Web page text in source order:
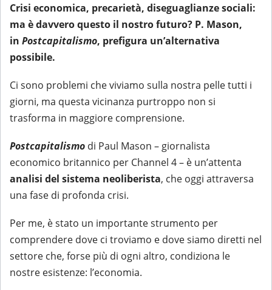
Crisi economica, precarietà, diseguaglianze sociali:
ma è davvero questo il nostro futuro? P. Mason,
in Postcapitalismo, prefigura un’alternativa
possibile.
Ci sono problemi che viviamo sulla nostra pelle tutti i
giorni, ma questa vicinanza purtroppo non si
trasforma in maggiore comprensione.
Postcapitalismo di Paul Mason – giornalista
economico britannico per Channel 4 – è un’attenta
analisi del sistema neoliberista, che oggi attraversa
una fase di profonda crisi.
Per me, è stato un importante strumento per
comprendere dove ci troviamo e dove siamo diretti nel
settore che, forse più di ogni altro, condiziona le
nostre esistenze: l’economia.